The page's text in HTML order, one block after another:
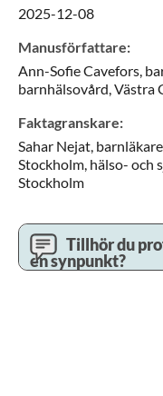
2025-12-08
Manusförfattare:
Ann-SofieCavefors,
barnhälsovård,Västra
Faktagranskare:
Sahar Nejat,
Stockholm, hälso- och
Stockholm
Tillhör du
en synpunkt?